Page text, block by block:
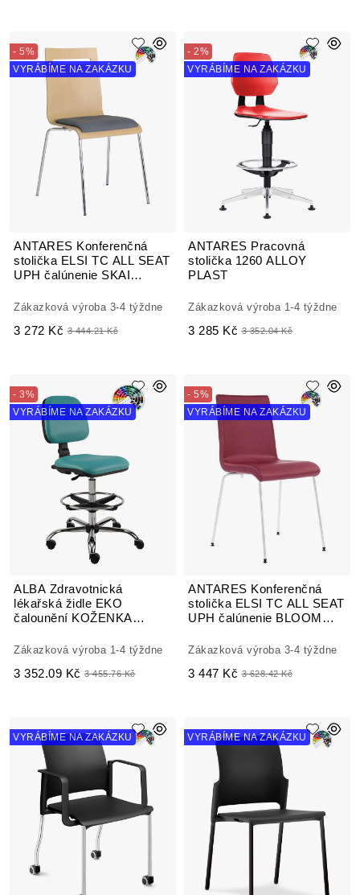
ANTARES Konferenčná
stolička ELSI TC ALL SEAT
UPH čalúnenie SKAI
- 5%
VYRÁBÍME NA ZAKÁZKU
Zákazková výroba 3-4 týždne
3 272 Kč 3 444.21 Kč
ANTARES Pracovná
stolička 1260 ALLOY
PLAST
- 2%
VYRÁBÍME NA ZAKÁZKU
Zákazková výroba 1-4 týždne
3 285 Kč 3 352.04 Kč
ALBA Zdravotnická
lékařská židle EKO
čalounění KOŽENKA
- 3%
VYRÁBÍME NA ZAKÁZKU
Zákazková výroba 1-4 týždne
3 352.09 Kč 3 455.76 Kč
ANTARES Konferenčná
stolička ELSI TC ALL SEAT
UPH čalúnenie BLOOM
- 5%
VYRÁBÍME NA ZAKÁZKU
Zákazková výroba 3-4 týždne
3 447 Kč 3 628.42 Kč
VYRÁBÍME NA ZAKÁZKU VYRÁBÍME NA ZAKÁZKU